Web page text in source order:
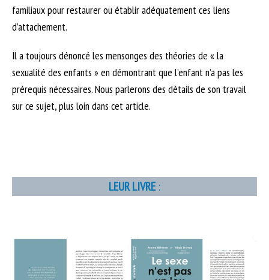
familiaux pour restaurer ou établir adéquatement ces liens
d’attachement.
Il a toujours dénoncé les mensonges des théories de « la
sexualité des enfants » en démontrant que l’enfant n’a pas les
prérequis nécessaires. Nous parlerons des détails de son travail
sur ce sujet, plus loin dans cet article.
LEUR LIVRE :